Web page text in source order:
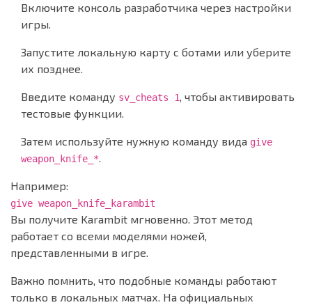
Включите консоль разработчика через настройки
игры.
Запустите локальную карту с ботами или уберите
их позднее.
Введите команду sv_cheats 1, чтобы активировать
тестовые функции.
Затем используйте нужную команду вида give
weapon_knife_*.
Например:
give weapon_knife_karambit
Вы получите Karambit мгновенно. Этот метод
работает со всеми моделями ножей,
представленными в игре.
Важно помнить, что подобные команды работают
только в локальных матчах. На официальных